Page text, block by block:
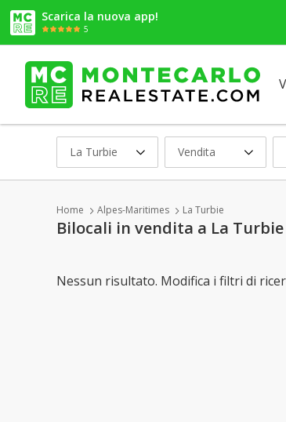
Scarica la nuova app!
5
La Turbie Vendita
Home Alpes-Maritimes La Turbie
Bilocali in vendita a La Turbie
Nessun risultato. Modifica i filtri di